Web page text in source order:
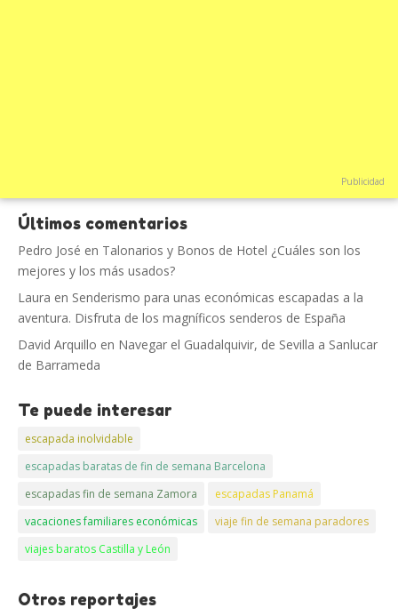
Publicidad
Últimos comentarios
Pedro José en Talonarios y Bonos de Hotel ¿Cuáles son los
mejores y los más usados?
Laura en Senderismo para unas económicas escapadas a la
aventura. Disfruta de los magníficos senderos de España
David Arquillo en Navegar el Guadalquivir, de Sevilla a Sanlucar
de Barrameda
Te puede interesar
escapada inolvidable
escapadas baratas de fin de semana Barcelona
escapadas fin de semana Zamora
escapadas Panamá
vacaciones familiares económicas
viaje fin de semana paradores
viajes baratos Castilla y León
Otros reportajes